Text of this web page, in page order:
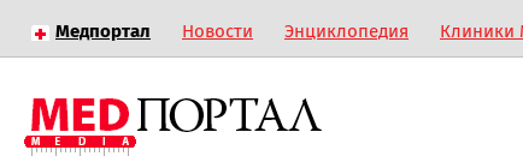
Медпортал Новости Энциклопедия Клиники